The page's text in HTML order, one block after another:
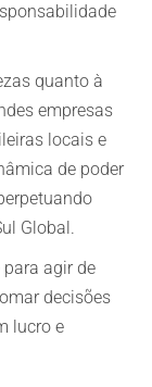
quanto à
empresas
locais e
de poder
Global.
agir de
decisões
lucro e